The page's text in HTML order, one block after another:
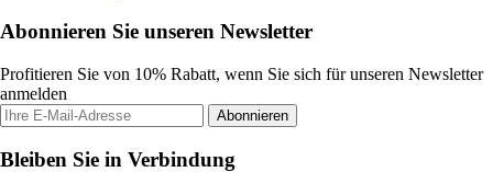
Abonnieren Sie unseren Newsletter
Profitieren Sie von 10% Rabatt, wenn Sie sich für unseren Newsletter
anmelden
Abonnieren
Bleiben Sie in Verbindung